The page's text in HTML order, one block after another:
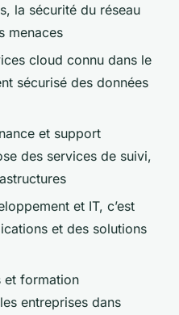
la sécurité du réseau
menaces
cloud connu dans le
sécurisé des données
et support
des services de suivi,
et IT, c’est
et des solutions
et formation
entreprises dans